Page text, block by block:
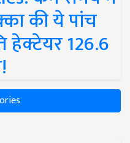
की ये पांच
हेक्टेयर 126.6